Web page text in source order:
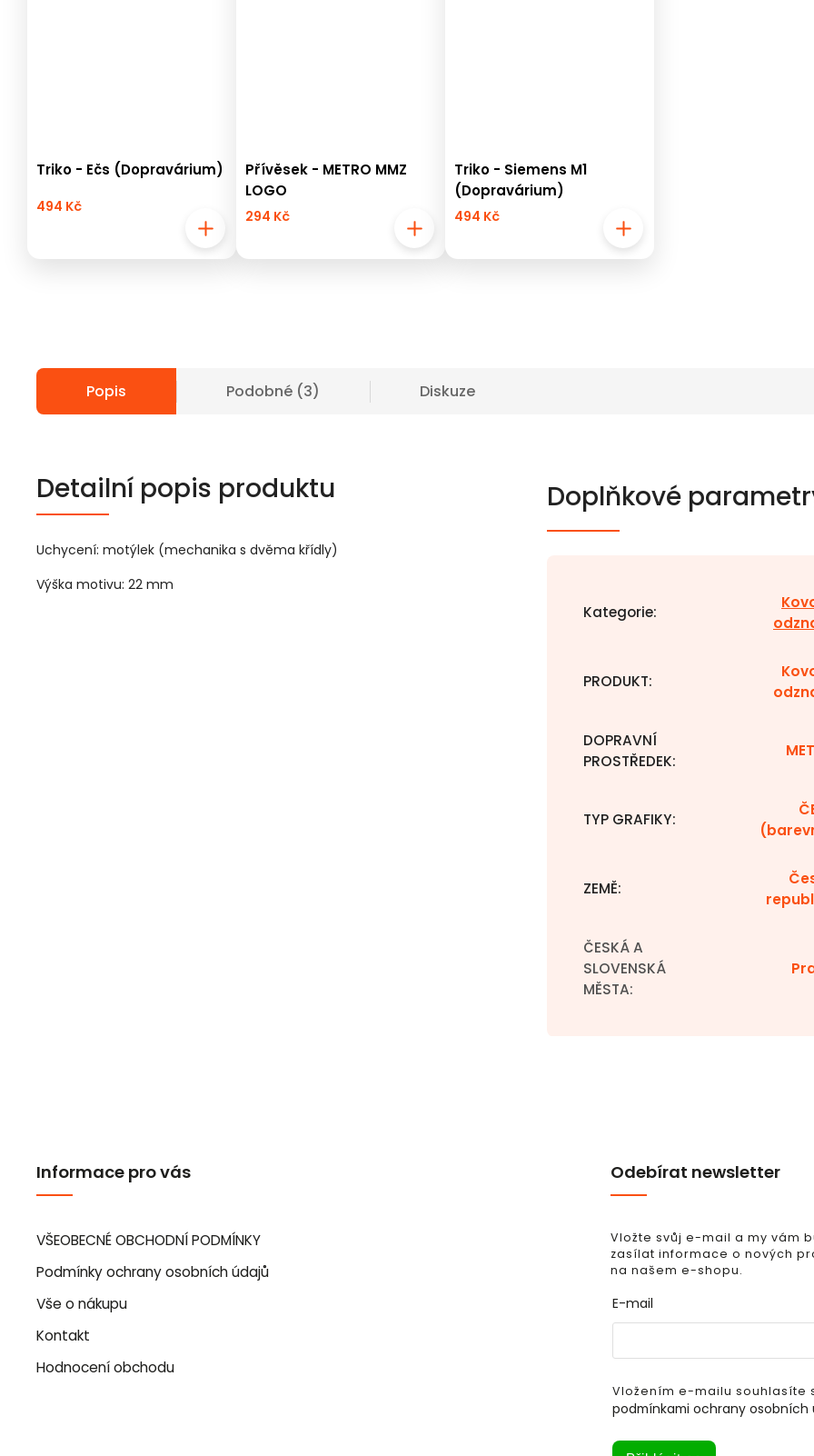
Triko - Ečs (Dopravárium)
494 Kč
Přívěsek - METRO MMZ
LOGO
294 Kč
Triko - Siemens M1
(Dopravárium)
494 Kč
Popis Podobné (3) Diskuze
Detailní popis produktu
Uchycení: motýlek (mechanika s dvěma křídly)
Výška motivu: 22 mm
Doplňkové
Kategorie:
PRODUKT:
DOPRAVNÍ
PROSTŘEDEK:
TYP GRAFIKY:
ZEMĚ:
ČESKÁ A
SLOVENSKÁ
MĚSTA:
Informace pro vás
VŠEOBECNÉ OBCHODNÍ PODMÍNKY
Podmínky ochrany osobních údajů
Vše o nákupu
Kontakt
Hodnocení obchodu
Odebírat newsletter
Vložte svůj e-mail a my vám
zasílat informace o nových
na našem e-shopu.
E-mail
Vložením e-mailu souhlasíte
podmínkami ochrany osobních